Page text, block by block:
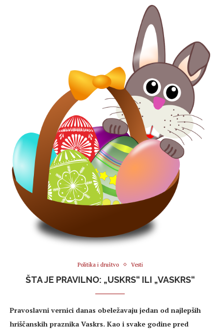
Politika i društvo Vesti
ŠTA JE PRAVILNO: „USKRS“ ILI „VASKRS“
Pravoslavni vernici danas obeležavaju jedan od najlepših
hriščanskih praznika Vaskrs. Kao i svake godine pred